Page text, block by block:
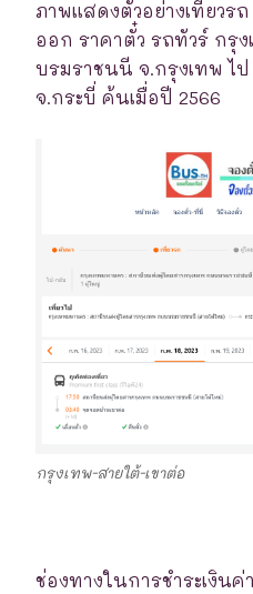
ภาพแสดงตัวอย่างเที่ยวรถ
ออก ราคาตั๋ว รถทัวร์ กรุ
บรมราชนนี จ.กรุงเทพ ไ
จ.กระบี่ ค้นเมื่อปี 2566
กรุงเทพ-สายใต้-เขาต่อ
ช่องทางในการชำระเงินค่